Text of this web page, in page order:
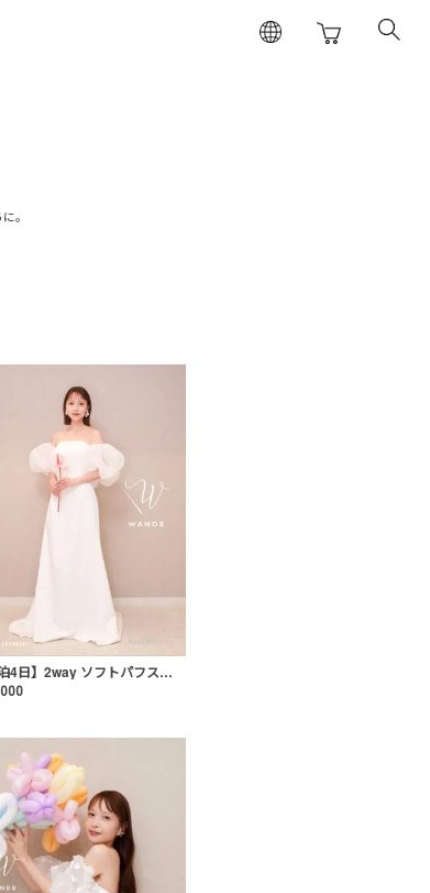
。
【3泊4日】2way ソフトパフスリーブ スレンダードレス〈PD-WDOR-2112〉